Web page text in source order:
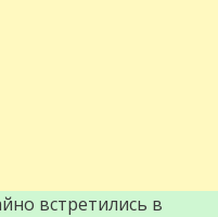
встретились в